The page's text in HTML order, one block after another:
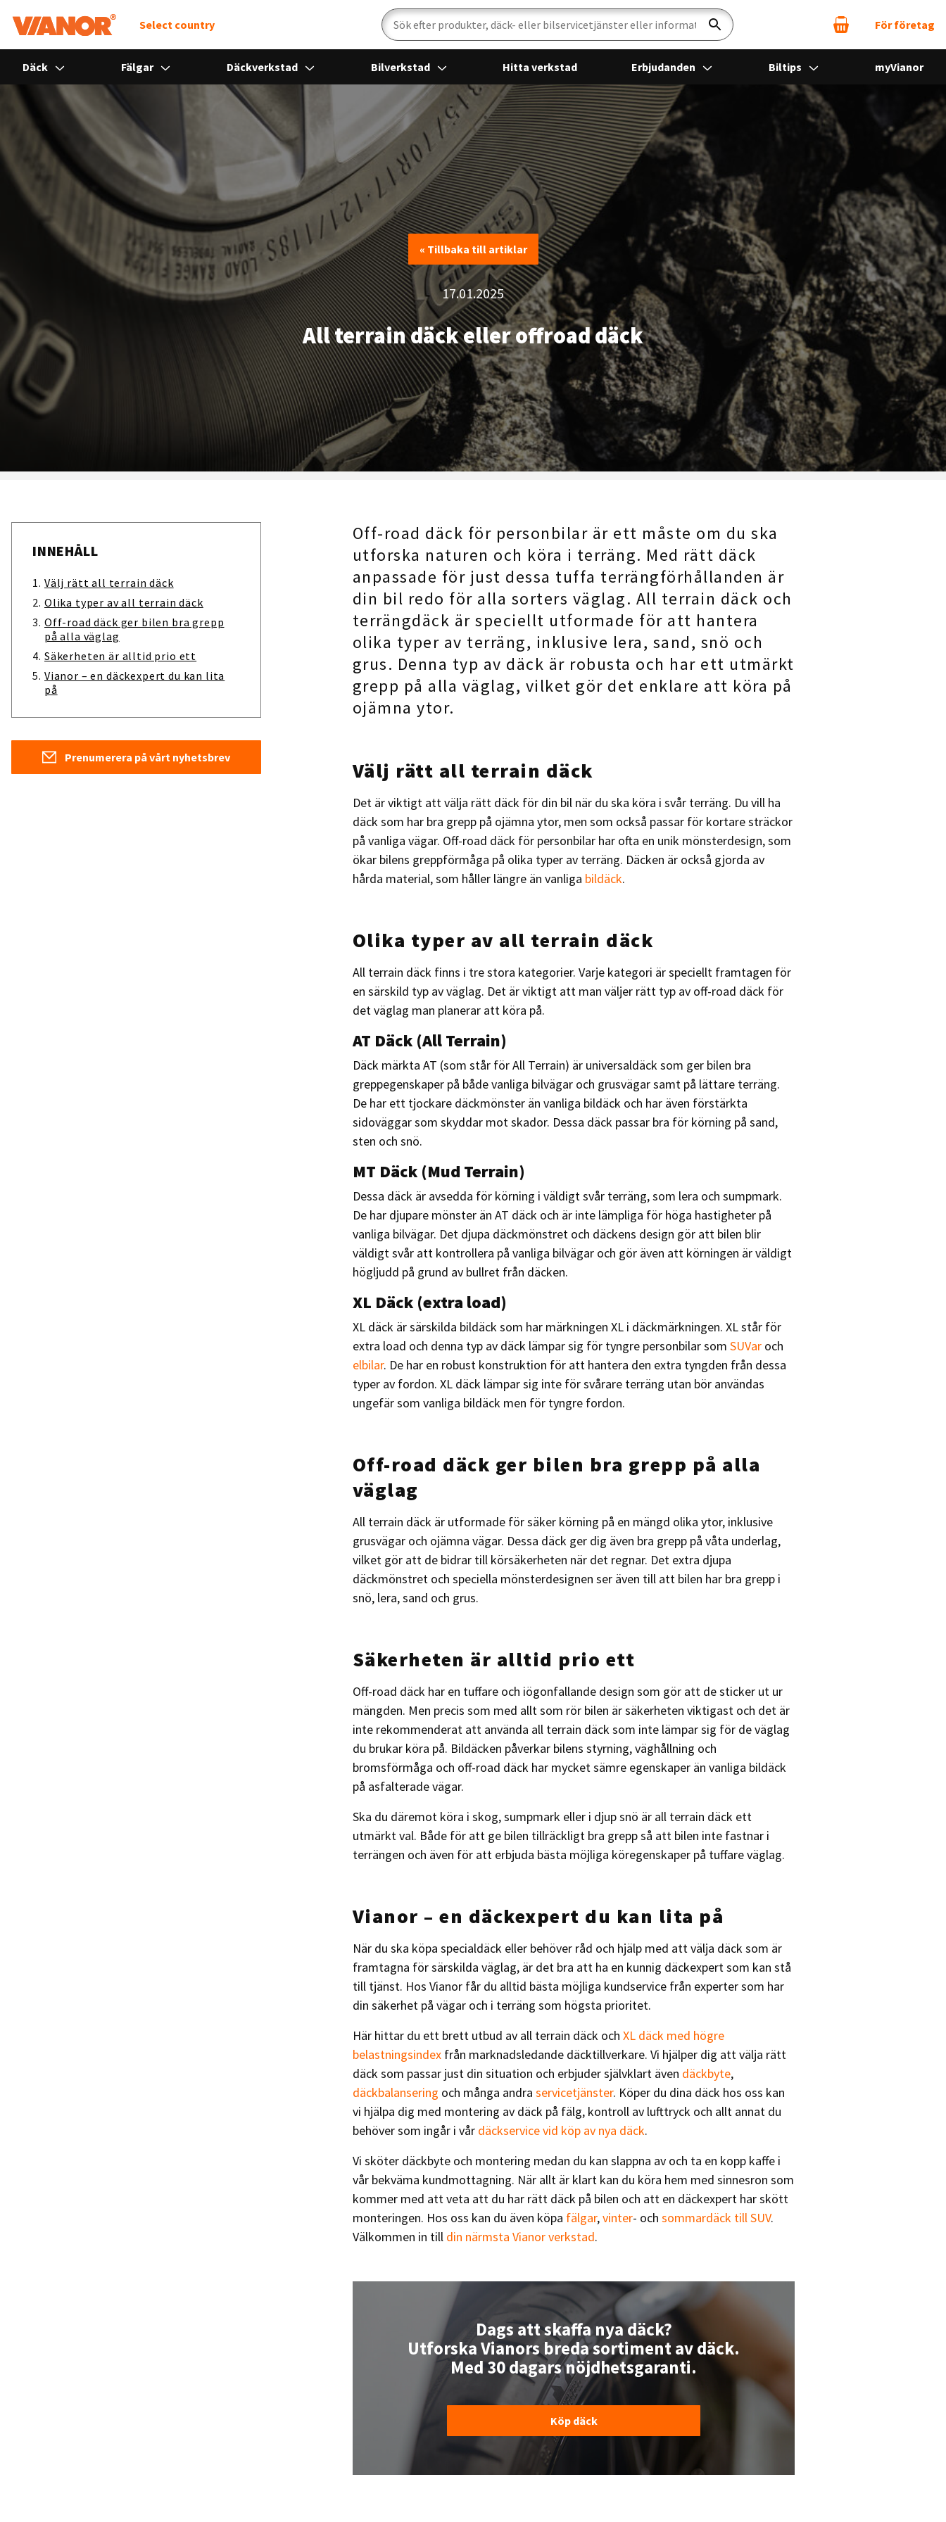
Select country Sök För företag
Däck Fälgar Däckverkstad Bilverkstad Hitta verkstad Erbjudanden Biltips myVianor
« Tillbaka till artiklar
« Tillbaka till artiklar
17.01.2025
All terrain däck eller offroad däck
INNEHÅLL
Välj rätt all terrain däck
Olika typer av all terrain däck
Off-road däck ger bilen bra grepp
på alla väglag
Säkerheten är alltid prio ett
Vianor – en däckexpert du kan lita
på
Prenumerera på vårt nyhetsbrev
Off-road däck för personbilar är ett måste om du ska
utforska naturen och köra i terräng. Med rätt däck
anpassade för just dessa tuffa terrängförhållanden är
din bil redo för alla sorters väglag. All terrain däck och
terrängdäck är speciellt utformade för att hantera
olika typer av terräng, inklusive lera, sand, snö och
grus. Denna typ av däck är robusta och har ett utmärkt
grepp på alla väglag, vilket gör det enklare att köra på
ojämna ytor.
Välj rätt all terrain däck
Det är viktigt att välja rätt däck för din bil när du ska köra i svår terräng. Du vill ha
däck som har bra grepp på ojämna ytor, men som också passar för kortare sträckor
på vanliga vägar. Off-road däck för personbilar har ofta en unik mönsterdesign, som
ökar bilens greppförmåga på olika typer av terräng. Däcken är också gjorda av
hårda material, som håller längre än vanliga bildäck.
Olika typer av all terrain däck
All terrain däck finns i tre stora kategorier. Varje kategori är speciellt framtagen för
en särskild typ av väglag. Det är viktigt att man väljer rätt typ av off-road däck för
det väglag man planerar att köra på.
AT Däck (All Terrain)
Däck märkta AT (som står för All Terrain) är universaldäck som ger bilen bra
greppegenskaper på både vanliga bilvägar och grusvägar samt på lättare terräng.
De har ett tjockare däckmönster än vanliga bildäck och har även förstärkta
sidoväggar som skyddar mot skador. Dessa däck passar bra för körning på sand,
sten och snö.
MT Däck (Mud Terrain)
Dessa däck är avsedda för körning i väldigt svår terräng, som lera och sumpmark.
De har djupare mönster än AT däck och är inte lämpliga för höga hastigheter på
vanliga bilvägar. Det djupa däckmönstret och däckens design gör att bilen blir
väldigt svår att kontrollera på vanliga bilvägar och gör även att körningen är väldigt
högljudd på grund av bullret från däcken.
XL Däck (extra load)
XL däck är särskilda bildäck som har märkningen XL i däckmärkningen. XL står för
extra load och denna typ av däck lämpar sig för tyngre personbilar som SUVaroch
elbilar. De har en robust konstruktion för att hantera den extra tyngden från dessa
typer av fordon. XL däck lämpar sig inte för svårare terräng utan bör användas
ungefär som vanliga bildäck men för tyngre fordon.
Off-road däck ger bilen bra grepp på alla
väglag
All terrain däck är utformade för säker körning på en mängd olika ytor, inklusive
grusvägar och ojämna vägar. Dessa däck ger dig även bra grepp på våta underlag,
vilket gör att de bidrar till körsäkerheten när det regnar. Det extra djupa
däckmönstret och speciella mönsterdesignen ser även till att bilen har bra grepp i
snö, lera, sand och grus.
Säkerheten är alltid prio ett
Off-road däck har en tuffare och iögonfallande design som gör att de sticker ut ur
mängden. Men precis som med allt som rör bilen är säkerheten viktigast och det är
inte rekommenderat att använda all terrain däck som inte lämpar sig för de väglag
du brukar köra på. Bildäcken påverkar bilens styrning, väghållning och
bromsförmåga och off-road däck har mycket sämre egenskaper än vanliga bildäck
på asfalterade vägar.
Ska du däremot köra i skog, sumpmark eller i djup snö är all terrain däck ett
utmärkt val. Både för att ge bilen tillräckligt bra grepp så att bilen inte fastnar i
terrängen och även för att erbjuda bästa möjliga köregenskaper på tuffare väglag.
Vianor – en däckexpert du kan lita på
När du ska köpa specialdäck eller behöver råd och hjälp med att välja däck som är
framtagna för särskilda väglag, är det bra att ha en kunnig däckexpert som kan stå
till tjänst. Hos Vianor får du alltid bästa möjliga kundservice från experter som har
din säkerhet på vägar och i terräng som högsta prioritet.
Här hittar du ett brett utbud av all terrain däck och XL däck med högre
belastningsindexfrån marknadsledande däcktillverkare. Vi hjälper dig att välja rätt
däck som passar just din situation och erbjuder självklart även däckbyte,
däckbalansering och många andra servicetjänster. Köper du dina däck hos oss kan
vi hjälpa dig med montering av däck på fälg, kontroll av lufttryck och allt annat du
behöver som ingår i vår däckservice vid köp av nya däck.
Vi sköter däckbyte och montering medan du kan slappna av och ta en kopp kaffe i
vår bekväma kundmottagning. När allt är klart kan du köra hem med sinnesron som
kommer med att veta att du har rätt däck på bilen och att en däckexpert har skött
monteringen. Hos oss kan du även köpa fälgar,vinter- och sommardäck till SUV.
Välkommen in till din närmsta Vianor verkstad.
Dags att skaffa nya däck?
Utforska Vianors breda sortiment av däck.
Med 30 dagars nöjdhetsgaranti.
Köp däck